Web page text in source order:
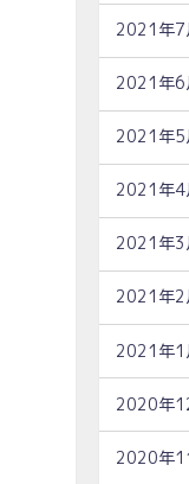
2021年7
2021年6
2021年5
2021年4
2021年3
2021年2
2021年1
2020年
2020年